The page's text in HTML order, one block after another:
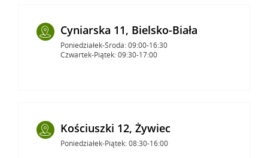
Cyniarska 11, Bielsko-Biała
Poniedziałek-Środa: 09:00-16:30
Czwartek-Piątek: 09:30-17:00
Kościuszki 12, Żywiec
Poniedziałek-Piątek: 08:30-16:00